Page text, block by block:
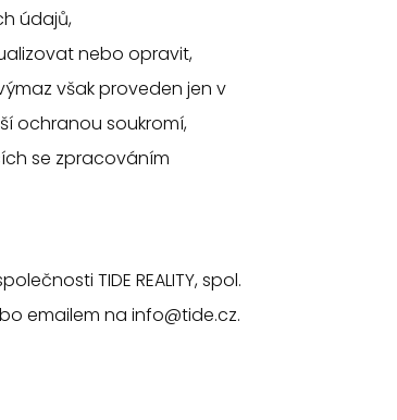
údajů,
nebo opravit,
však proveden jen v
ochranou soukromí,
se zpracováním
TIDE REALITY, spol.
emailem na info@tide.cz.